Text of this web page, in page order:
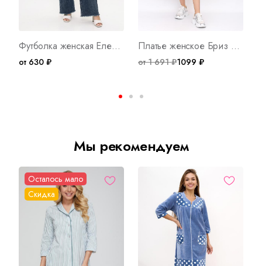
Футболка женская Елена Б Арт. 10079
от 630 ₽
Платье женское Бриз А Арт. 8783
от 1 691 ₽1099 ₽
Мы рекомендуем
Осталось мало
Скидка